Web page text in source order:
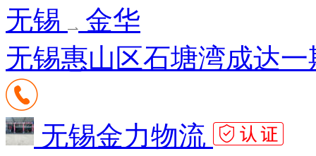
无锡
金华
无锡惠山区石塘湾成达一
无锡金力物流